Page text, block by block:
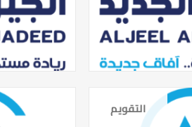
التقويم